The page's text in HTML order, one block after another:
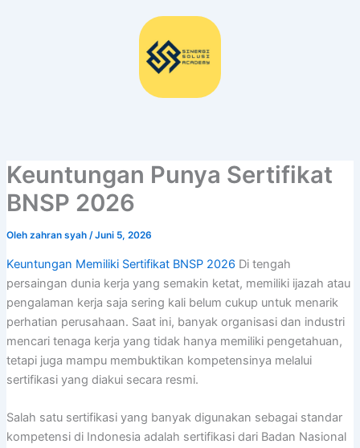
Keuntungan Punya Sertifikat
BNSP 2026
Oleh zahran syah /Juni 5, 2026
Keuntungan Memiliki Sertifikat BNSP 2026 Di tengah
persaingan dunia kerja yang semakin ketat, memiliki ijazah atau
pengalaman kerja saja sering kali belum cukup untuk menarik
perhatian perusahaan. Saat ini, banyak organisasi dan industri
mencari tenaga kerja yang tidak hanya memiliki pengetahuan,
tetapi juga mampu membuktikan kompetensinya melalui
sertifikasi yang diakui secara resmi.
Salah satu sertifikasi yang banyak digunakan sebagai standar
kompetensi di Indonesia adalah sertifikasi dari Badan Nasional